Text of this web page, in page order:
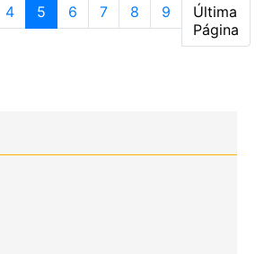
4 5 6 7 8 9
Última
Página